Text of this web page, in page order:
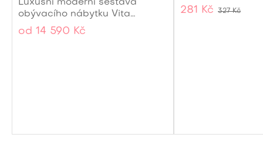
Luxusní moderní sestava
obývacího nábytku Vita
Naturale se světlou šedou kůží
a ořechovým hnědým dřevem
od 14 590 Kč
281 Kč 327 Kč